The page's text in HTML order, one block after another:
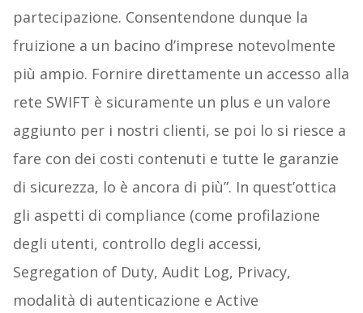
partecipazione. Consentendone dunque la
fruizione a un bacino d’imprese notevolmente
più ampio. Fornire direttamente un accesso alla
rete SWIFT è sicuramente un plus e un valore
aggiunto per i nostri clienti, se poi lo si riesce a
fare con dei costi contenuti e tutte le garanzie
di sicurezza, lo è ancora di più”. In quest’ottica
gli aspetti di compliance (come profilazione
degli utenti, controllo degli accessi,
Segregation of Duty, Audit Log, Privacy,
modalità di autenticazione e Active